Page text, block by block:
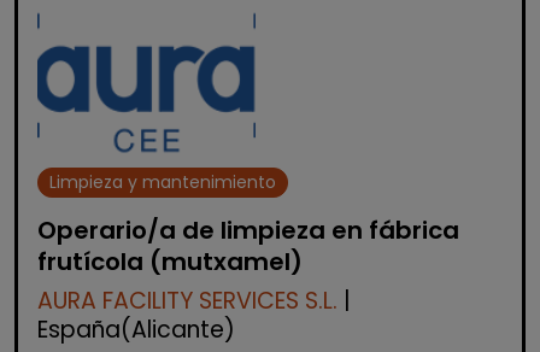
Limpieza y mantenimiento
Operario/a de limpieza en fábrica
frutícola (mutxamel)
AURA FACILITY SERVICES S.L.
España(Alicante)